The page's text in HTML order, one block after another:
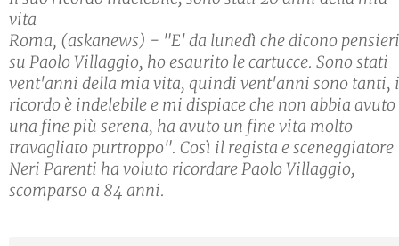
vita
Roma, (askanews) - "E' da lunedì che dicono pensieri
su Paolo Villaggio, ho esaurito le cartucce. Sono stati
vent'anni della mia vita, quindi vent'anni sono tanti,
ricordo è indelebile e mi dispiace che non abbia avuto
una fine più serena, ha avuto un fine vita molto
travagliato purtroppo". Così il regista e sceneggiatore
Neri Parenti ha voluto ricordare Paolo Villaggio,
scomparso a 84 anni.